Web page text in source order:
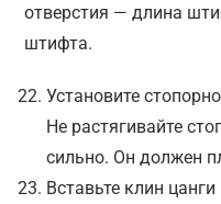
отверстия — длина
штифта.
Установите
Не растягивайте
сильно. Он должен
Вставьте клин